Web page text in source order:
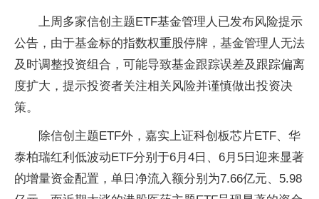
上周多家信创主题ETF基金管理人已发布风险提示
公告，由于基金标的指数权重股停牌，基金管理人无法
及时调整投资组合，可能导致基金跟踪误差及跟踪偏离
度扩大，提示投资者关注相关风险并谨慎做出投资决
策。
除信创主题ETF外，嘉实上证科创板芯片ETF、华
泰柏瑞红利低波动ETF分别于6月4日、6月5日迎来显著
的增量资金配置，单日净流入额分别为7.66亿元、5.98